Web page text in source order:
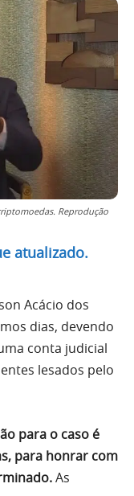
Reprodução
atualizado.
Acácio dos
dias, devendo
conta judicial
lesados pelo
para o caso é
para honrar com
As